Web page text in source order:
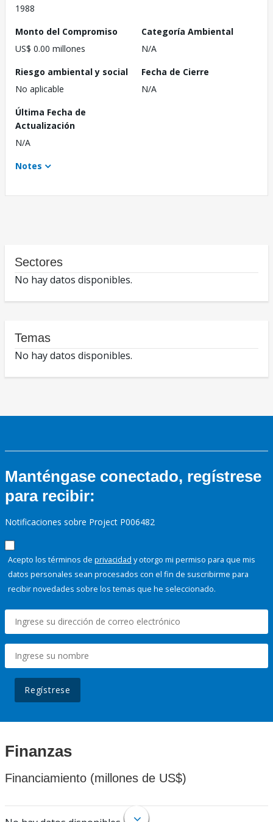
1988
Monto del Compromiso
US$ 0.00 millones
Categoría Ambiental
N/A
Riesgo ambiental y social
No aplicable
Fecha de Cierre
N/A
Última Fecha de
Actualización
N/A
Notes
Sectores
No hay datos disponibles.
Temas
No hay datos disponibles.
Manténgase conectado, regístrese
para recibir:
Notificaciones sobre Project P006482
Acepto los términos de privacidad y otorgo mi permiso para que mis
datos personales sean procesados con el fin de suscribirme para
recibir novedades sobre los temas que he seleccionado.
Regístrese
Finanzas
Financiamiento (millones de US$)